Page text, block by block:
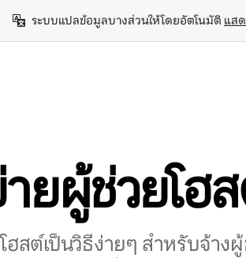
ระบบแปลข้อมูลบางส่วนให้โดยอัตโนมัติ แส
ายผู้ช่วยโฮ
ฮสต์เป็นวิธีง่ายๆ สำหรับจ้าง